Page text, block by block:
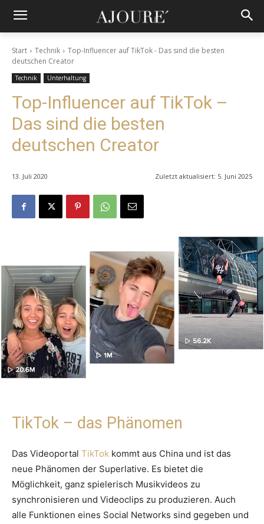
Start Technik
Top-Influencer auf TikTok - Das sind die besten
deutschen Creator
Technik Unterhaltung
Top-Influencer auf TikTok –
Das sind die besten
deutschen Creator
13. Juli 2020 Zuletzt aktualisiert: 5. Juni 2025
TikTok – das Phänomen
Das Videoportal TikTok kommt aus China und ist das
neue Phänomen der Superlative. Es bietet die
Möglichkeit, ganz spielerisch Musikvideos zu
synchronisieren und Videoclips zu produzieren. Auch
alle Funktionen eines Social Networks sind gegeben und